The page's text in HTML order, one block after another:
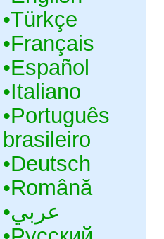
•‎Türkçe
•‎Français
•‎Español
•‎Italiano
•‎Português
brasileiro
•‎Deutsch
•‎Română
•‎عربي